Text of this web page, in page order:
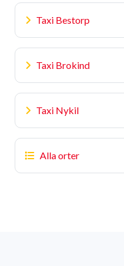
Taxi Bestorp
Taxi Brokind
Taxi Nykil
Alla orter